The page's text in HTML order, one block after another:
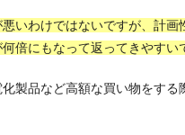
いわけではないですが、計画
倍にもなって返ってきやすい
製品など高額な買い物をする